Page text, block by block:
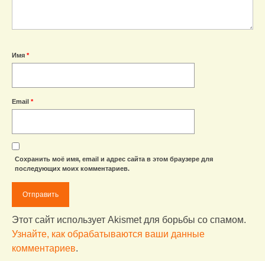
Имя *
Email *
Сохранить моё имя, email и адрес сайта в этом браузере для
последующих моих комментариев.
Этот сайт использует Akismet для борьбы со спамом.
Узнайте, как обрабатываются ваши данные
комментариев.